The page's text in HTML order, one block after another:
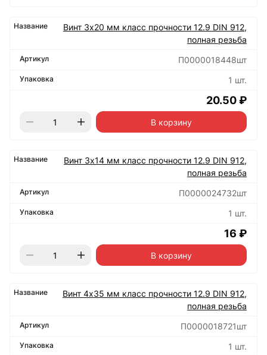
Винт 3х20 мм класс прочности 12.9 DIN 912,
полная резьба
П0000018448шт
1 шт.
20.50 ₽
В корзину
Винт 3х14 мм класс прочности 12.9 DIN 912,
полная резьба
П0000024732шт
1 шт.
16 ₽
В корзину
Винт 4х35 мм класс прочности 12.9 DIN 912,
полная резьба
П0000018721шт
1 шт.